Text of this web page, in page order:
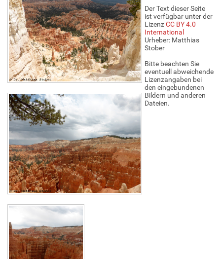
k
e
a
k
t
o
n
e
Der Text dieser Seite
ist verfügbar unter der
LizenzCC BY 4.0
International
Urheber: Matthias
Stober
Bitte beachten Sie
eventuell abweichende
Lizenzangaben bei
den eingebundenen
Bildern und anderen
Dateien.